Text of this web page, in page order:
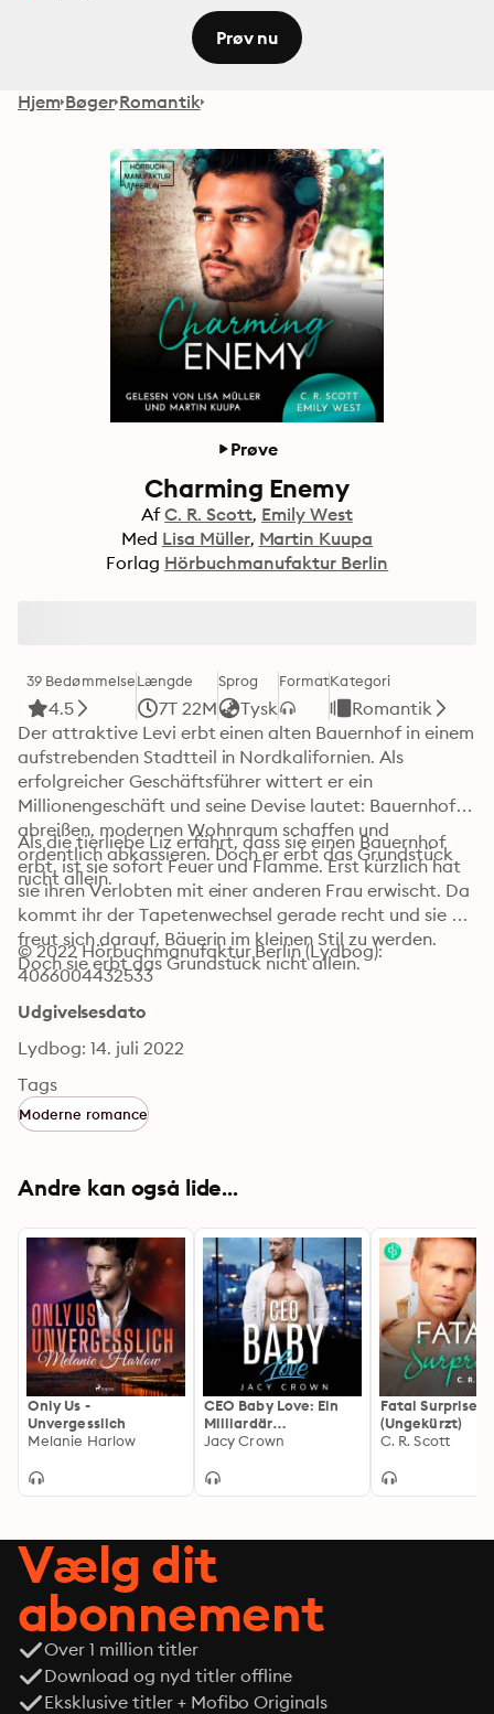
Prøv nu
Hjem Bøger Romantik
Prøve
Charming Enemy
Af C. R. Scott Emily West
Med Lisa Müller Martin Kuupa
Forlag Hörbuchmanufaktur Berlin
39 Bedømmelse
4.5
Længde
7T 22M
Sprog
Tysk
FormatKategori
Romantik
Der attraktive Levi erbt einen alten Bauernhof in einem
aufstrebenden Stadtteil in Nordkalifornien. Als
erfolgreicher Geschäftsführer wittert er ein
Millionengeschäft und seine Devise lautet: Bauernhof
abreißen, modernen Wohnraum schaffen und
ordentlich abkassieren. Doch er erbt das Grundstück
nicht allein.
Als die tierliebe Liz erfährt, dass sie einen Bauernhof
erbt, ist sie sofort Feuer und Flamme. Erst kürzlich hat
sie ihren Verlobten mit einer anderen Frau erwischt. Da
kommt ihr der Tapetenwechsel gerade recht und sie
freut sich darauf, Bäuerin im kleinen Stil zu werden.
Doch sie erbt das Grundstück nicht allein.
© 2022 Hörbuchmanufaktur Berlin (Lydbog):
4066004432533
Udgivelsesdato
Lydbog: 14. juli 2022
Tags
Moderne romance
Andre kan også lide...
Only Us -
Unvergesslich
Melanie Harlow
CEO Baby Love: Ein
Milliardär
Liebesroman (My Hot
Jacy Crown
Fatal Surprise
(Ungekürzt)
C. R. Scott
Vælg dit
abonnement
Over 1 million titler
Download og nyd titler offline
Eksklusive titler + Mofibo Originals